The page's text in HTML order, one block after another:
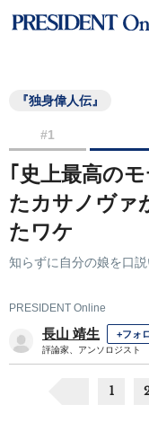
『独身偉人伝』
#1
｢史上最高の
たカサノヴァ
たワケ
知らずに自分の娘を口
PRESIDENT Online
長山 靖生 +フォ
評論家、アンソロジスト
1